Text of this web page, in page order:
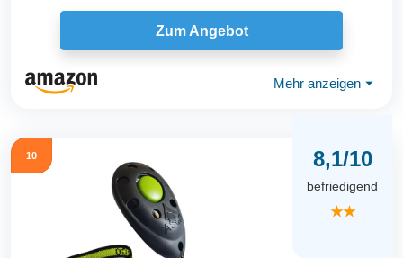
Zum Angebot
Mehr anzeigen ⏷
10 8,1/10
befriedigend
★★